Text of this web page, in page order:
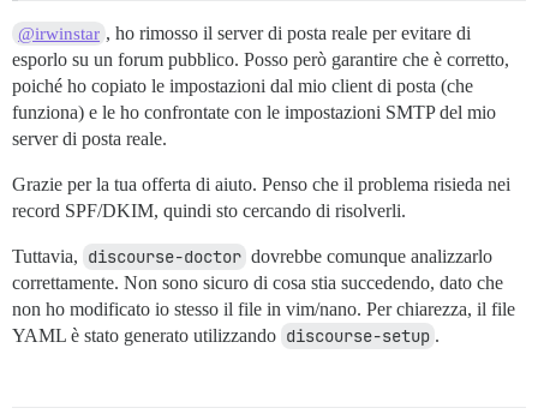
@irwinstar , ho rimosso il server di posta reale per evitare di
esporlo su un forum pubblico. Posso però garantire che è corretto,
poiché ho copiato le impostazioni dal mio client di posta (che
funziona) e le ho confrontate con le impostazioni SMTP del mio
server di posta reale.
Grazie per la tua offerta di aiuto. Penso che il problema risieda nei
record SPF/DKIM, quindi sto cercando di risolverli.
Tuttavia, discourse-doctor dovrebbe comunque analizzarlo
correttamente. Non sono sicuro di cosa stia succedendo, dato che
non ho modificato io stesso il file in vim/nano. Per chiarezza, il file
YAML è stato generato utilizzando discourse-setup .